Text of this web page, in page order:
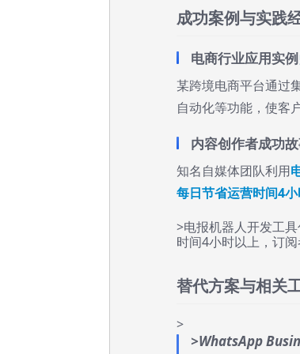
成功案例与实践
电商行业应用实
某跨境电商平台通过
自动化等功能，使客
内容创作者成功
知名自媒体团队利用
每日节省运营时间4
>电报机器人开发工
时间4小时以上，订
替代方案与相关
>
>WhatsApp